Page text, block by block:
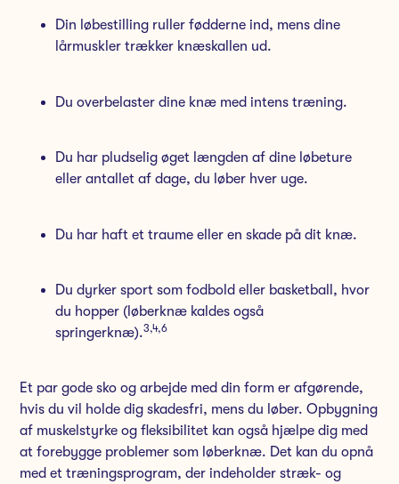
Din løbestilling ruller fødderne ind, mens dine
lårmuskler trækker knæskallen ud.
Du overbelaster dine knæ med intens træning.
Du har pludselig øget længden af dine løbeture
eller antallet af dage, du løber hver uge.
Du har haft et traume eller en skade på dit knæ.
Du dyrker sport som fodbold eller basketball, hvor
du hopper (løberknæ kaldes også
springerknæ).3,4,6
Et par gode sko og arbejde med din form er afgørende,
hvis du vil holde dig skadesfri, mens du løber. Opbygning
af muskelstyrke og fleksibilitet kan også hjælpe dig med
at forebygge problemer som løberknæ. Det kan du opnå
med et træningsprogram, der indeholder stræk- og